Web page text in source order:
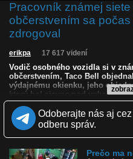
Pracovník známej
občerstvením sa
zdrogoval
erikpa 17 617 videní
Vodič osobného vozidla si v
občerstvením, Taco Bell
výdajnému okienku, jeho
ktorý bol zjavne pod vplyvom
pracovnej doby fentanyl, čo je
je zhruba 50 až 100-krát silnejší
Kvalita:
Krajina: Spojené štáty, USA 🇺🇸
Odoberajte nás aj
odberu správ.
Prečo ma